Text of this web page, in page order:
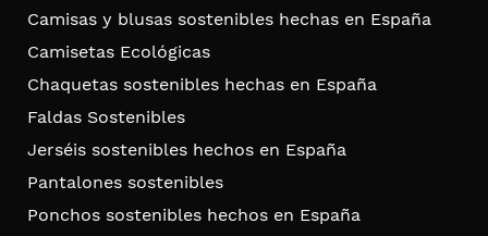
Camisas y blusas sostenibles hechas en España
Camisetas Ecológicas
Chaquetas sostenibles hechas en España
Faldas Sostenibles
Jerséis sostenibles hechos en España
Pantalones sostenibles
Ponchos sostenibles hechos en España